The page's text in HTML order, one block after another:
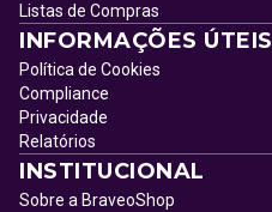
Listas de Compras
INFORMAÇÕES ÚTEIS
Política de Cookies
Compliance
Privacidade
Relatórios
INSTITUCIONAL
Sobre a BraveoShop